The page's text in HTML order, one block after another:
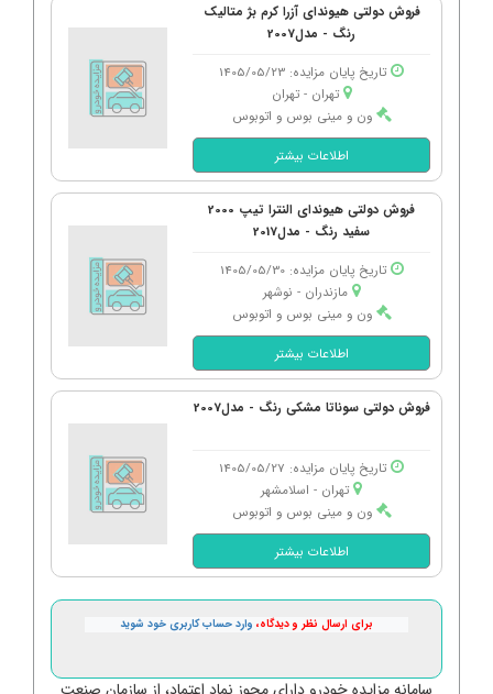
فروش دولتی هیوندای آزرا کرم بژ متالیک
رنگ - مدل2007
تاریخ پایان مزایده: 1405/05/23
تهران - تهران
ون و مینی بوس و اتوبوس
اطلاعات بیشتر
فروش دولتی هیوندای النترا تیپ 2000
سفید رنگ - مدل2017
تاریخ پایان مزایده: 1405/05/30
مازندران - نوشهر
ون و مینی بوس و اتوبوس
اطلاعات بیشتر
فروش دولتی سوناتا مشکی رنگ - مدل2007
تاریخ پایان مزایده: 1405/05/27
تهران - اسلامشهر
ون و مینی بوس و اتوبوس
اطلاعات بیشتر
برای ارسال نظر و دیدگاه، وارد حساب کاربری خود شوید